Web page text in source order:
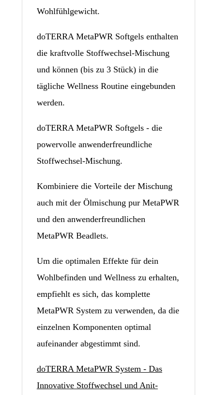
Wohlfühlgewicht.
doTERRA MetaPWR Softgels enthalten
die kraftvolle Stoffwechsel-Mischung
und können (bis zu 3 Stück) in die
tägliche Wellness Routine eingebunden
werden.
doTERRA MetaPWR Softgels - die
powervolle anwenderfreundliche
Stoffwechsel-Mischung.
Kombiniere die Vorteile der Mischung
auch mit der Ölmischung pur MetaPWR
und den anwenderfreundlichen
MetaPWR Beadlets.
Um die optimalen Effekte für dein
Wohlbefinden und Wellness zu erhalten,
empfiehlt es sich, das komplette
MetaPWR System zu verwenden, da die
einzelnen Komponenten optimal
aufeinander abgestimmt sind.
doTERRA MetaPWR System - Das
Innovative Stoffwechsel und Anit-